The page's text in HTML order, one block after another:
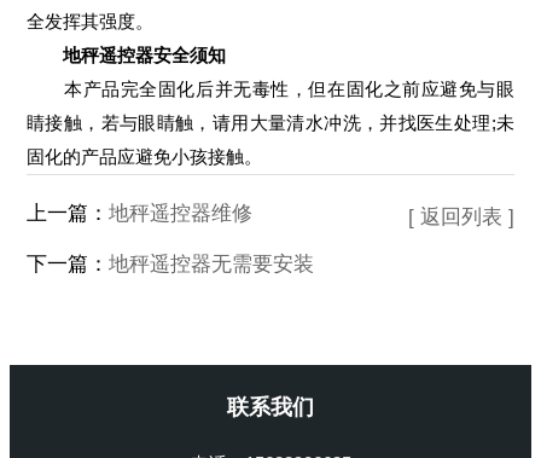
全发挥其强度。
地秤遥控器安全须知
本产品完全固化后并无毒性，但在固化之前应避免与眼
睛接触，若与眼睛触，请用大量清水冲洗，并找医生处理;未
固化的产品应避免小孩接触。
上一篇： 地秤遥控器维修
下一篇： 地秤遥控器无需要安装
[ 返回列表 ]
联系我们